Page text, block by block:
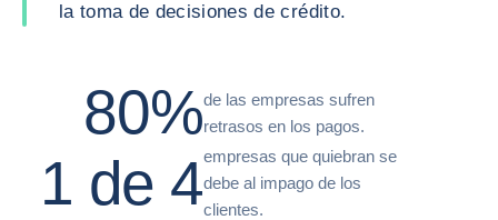
la toma de decisiones de crédito.
80%de las empresas sufren
retrasos en los pagos.
1 de 4empresas que quiebran se
debe al impago de los
clientes.